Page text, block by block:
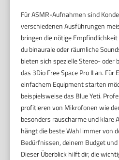
Für ASMR-Aufnahmen sind
verschiedenen Ausführungen
bringen die nötige
du binaurale oder räumliche
bieten sich spezielle Stereo- oder
das 3Dio Free Space Pro II an. Für
einfachem Equipment starten
beispielsweise das Blue Yeti.
profitieren von Mikrofonen wie
besonders rauscharme und klare
hängt die beste Wahl immer von
Bedürfnissen, deinem Budget
Dieser Überblick hilft dir, die